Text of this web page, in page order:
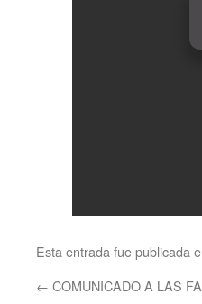
Esta entrada fue publicada
← COMUNICADO A LAS